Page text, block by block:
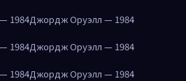
1984Джордж Оруэлл — 1984
1984Джордж Оруэлл — 1984
1984Джордж Оруэлл — 1984